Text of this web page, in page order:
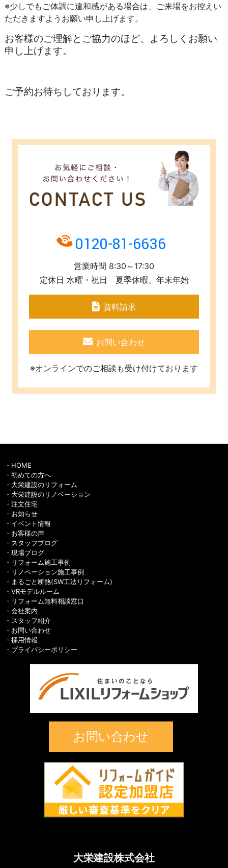
※少しでもご体調に違和感がある場合は、ご来場をお控えい
ただきますようお願い申し上げます。
お客様のご理解とご協力のほど、よろしくお願い
申し上げます。
ご予約お待ちしております。
0120-81-6636
営業時間 8:30～17:30
定休日 水曜・祝日 夏季休暇、年末年始
資料請求
お問い合わせ
※オンラインでのご相談も受け付けております
HOME
初めての方へ
大栄建設のリフォーム
大栄建設のリノベーション
注文住宅
お知らせ
イベント情報
お客様の声
スタッフブログ
現場ブログ
リフォーム施工事例
リノベーション施工事例
まるごと断熱(SW工法リフォーム)
VRモデルルーム
リフォーム無料相談窓口
会社案内
スタッフ紹介
お問い合わせ
採用情報
プライバシーポリシー
お問い合わせ
大栄建設株式会社